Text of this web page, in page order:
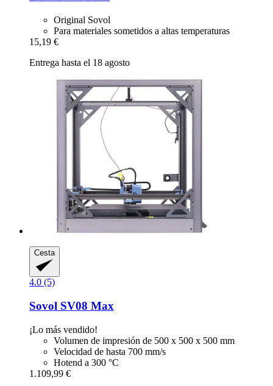
Original Sovol
Para materiales sometidos a altas temperaturas
15,19 €
Entrega hasta el 18 agosto
Cesta
4.0 (5)
Sovol SV08 Max
¡Lo más vendido!
Volumen de impresión de 500 x 500 x 500 mm
Velocidad de hasta 700 mm/s
Hotend a 300 °C
1.109,99 €